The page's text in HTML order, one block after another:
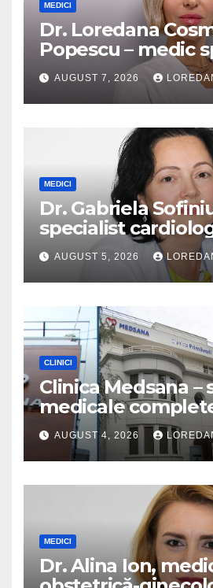
MEDICI
Dr. Loredana
Popescu – medic
dermatologie
AUGUST 7, 2026
MEDICI
Dr. Gabriela
specialist
AUGUST 5, 2026
CLINICI
Clinica Medsana –
medicale
la specialiști cu
AUGUST 4, 2026
MEDICI
Dr. Alina Ion,